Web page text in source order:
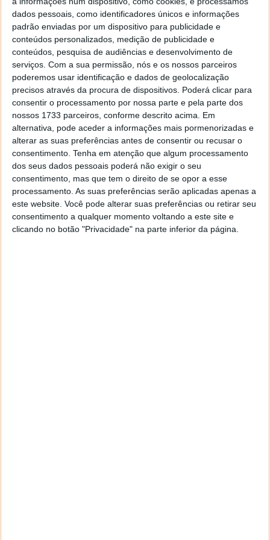
dados pessoais, como identificadores únicos e informações
padrão enviadas por um dispositivo para publicidade e
conteúdos personalizados, medição de publicidade e
conteúdos, pesquisa de audiências e desenvolvimento de
serviços. Com a sua permissão, nós e os nossos parceiros
poderemos usar identificação e dados de geolocalização
precisos através da procura de dispositivos. Poderá clicar para
consentir o processamento por nossa parte e pela parte dos
nossos 1733 parceiros, conforme descrito acima. Em
alternativa, pode aceder a informações mais pormenorizadas e
alterar as suas preferências antes de consentir ou recusar o
consentimento. Tenha em atenção que algum processamento
dos seus dados pessoais poderá não exigir o seu
consentimento, mas que tem o direito de se opor a esse
processamento. As suas preferências serão aplicadas apenas a
este website. Você pode alterar suas preferências ou retirar seu
consentimento a qualquer momento voltando a este site e
clicando no botão "Privacidade" na parte inferior da página.
todos os que têm o Windows 11 instalado.
Este artigo tem mais de um ano
Acompanhe o Pplware no Google Notícias
Proponha uma correção, faça uma sugestão
Tags: Microsoft